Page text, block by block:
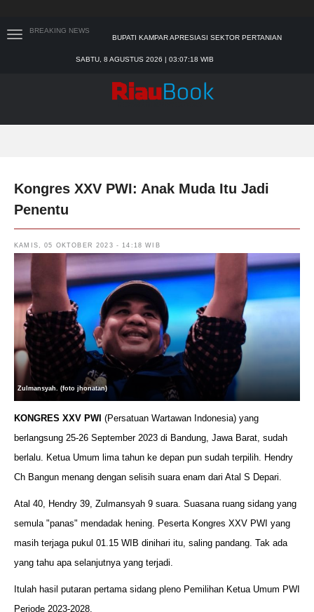
BREAKING NEWS
SEKDA RIAU APRESIASI PLT GUBERNUR TERKAIT
TIM MANGGALA AGNI MASIH LAKUKAN PEMADAMAN
PADANG MENGALAMI KONDISI BANJIR PALING PARAH
SAR PADANG EVAKUASI PELAJAR YANG TERJEBAK
BUPATI KAMPAR APRESIASI SEKTOR PERTANIAN
SABTU, 8 AGUSTUS 2026 | 03:07:19 WIB
Kongres XXV PWI: Anak Muda Itu Jadi
Penentu
KAMIS, 05 OKTOBER 2023 - 14:18 WIB
Zulmansyah. (foto jhonatan)
KONGRES XXV PWI (Persatuan Wartawan Indonesia) yang
berlangsung 25-26 September 2023 di Bandung, Jawa Barat, sudah
berlalu. Ketua Umum lima tahun ke depan pun sudah terpilih. Hendry
Ch Bangun menang dengan selisih suara enam dari Atal S Depari.
Atal 40, Hendry 39, Zulmansyah 9 suara. Suasana ruang sidang yang
semula "panas" mendadak hening. Peserta Kongres XXV PWI yang
masih terjaga pukul 01.15 WIB dinihari itu, saling pandang. Tak ada
yang tahu apa selanjutnya yang terjadi.
Itulah hasil putaran pertama sidang pleno Pemilihan Ketua Umum PWI
Periode 2023-2028.